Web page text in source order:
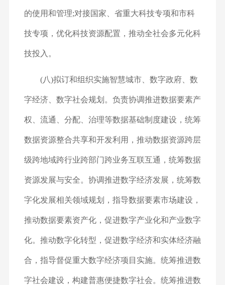
的使用和管理;对接国家、省重大科技专项和市科
技专项，优化科技资源配置，推动全社会多元化科
技投入。
(八)拟订和组织实施智慧城市、数字政府、数
字经济、数字社会规划。负责协调推进数据要素产
权、流通、分配、治理等数据基础制度建设，统筹
数据资源整合共享和开发利用，推动数据资源跨层
级跨地域跨行业跨部门跨业务互联互通，统筹数据
资源发展与安全。协调推进数字经济发展，统筹数
字化发展相关领域规划，指导数据要素市场建设，
推动数据要素资产化，促进数字产业化和产业数字
化。推动数字化转型，促进数字经济和实体经济融
合，指导督促重大数字经济项目实施。统筹推进数
字社会建设，构建普惠便捷数字社会。统筹推进数